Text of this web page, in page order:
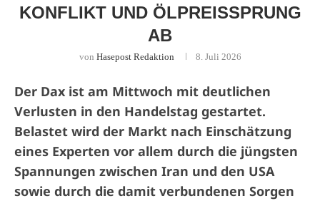
KONFLIKT UND ÖLPREISSPRUNG
AB
von Hasepost Redaktion 8. Juli 2026
Der Dax ist am Mittwoch mit deutlichen
Verlusten in den Handelstag gestartet.
Belastet wird der Markt nach Einschätzung
eines Experten vor allem durch die jüngsten
Spannungen zwischen Iran und den USA
sowie durch die damit verbundenen Sorgen